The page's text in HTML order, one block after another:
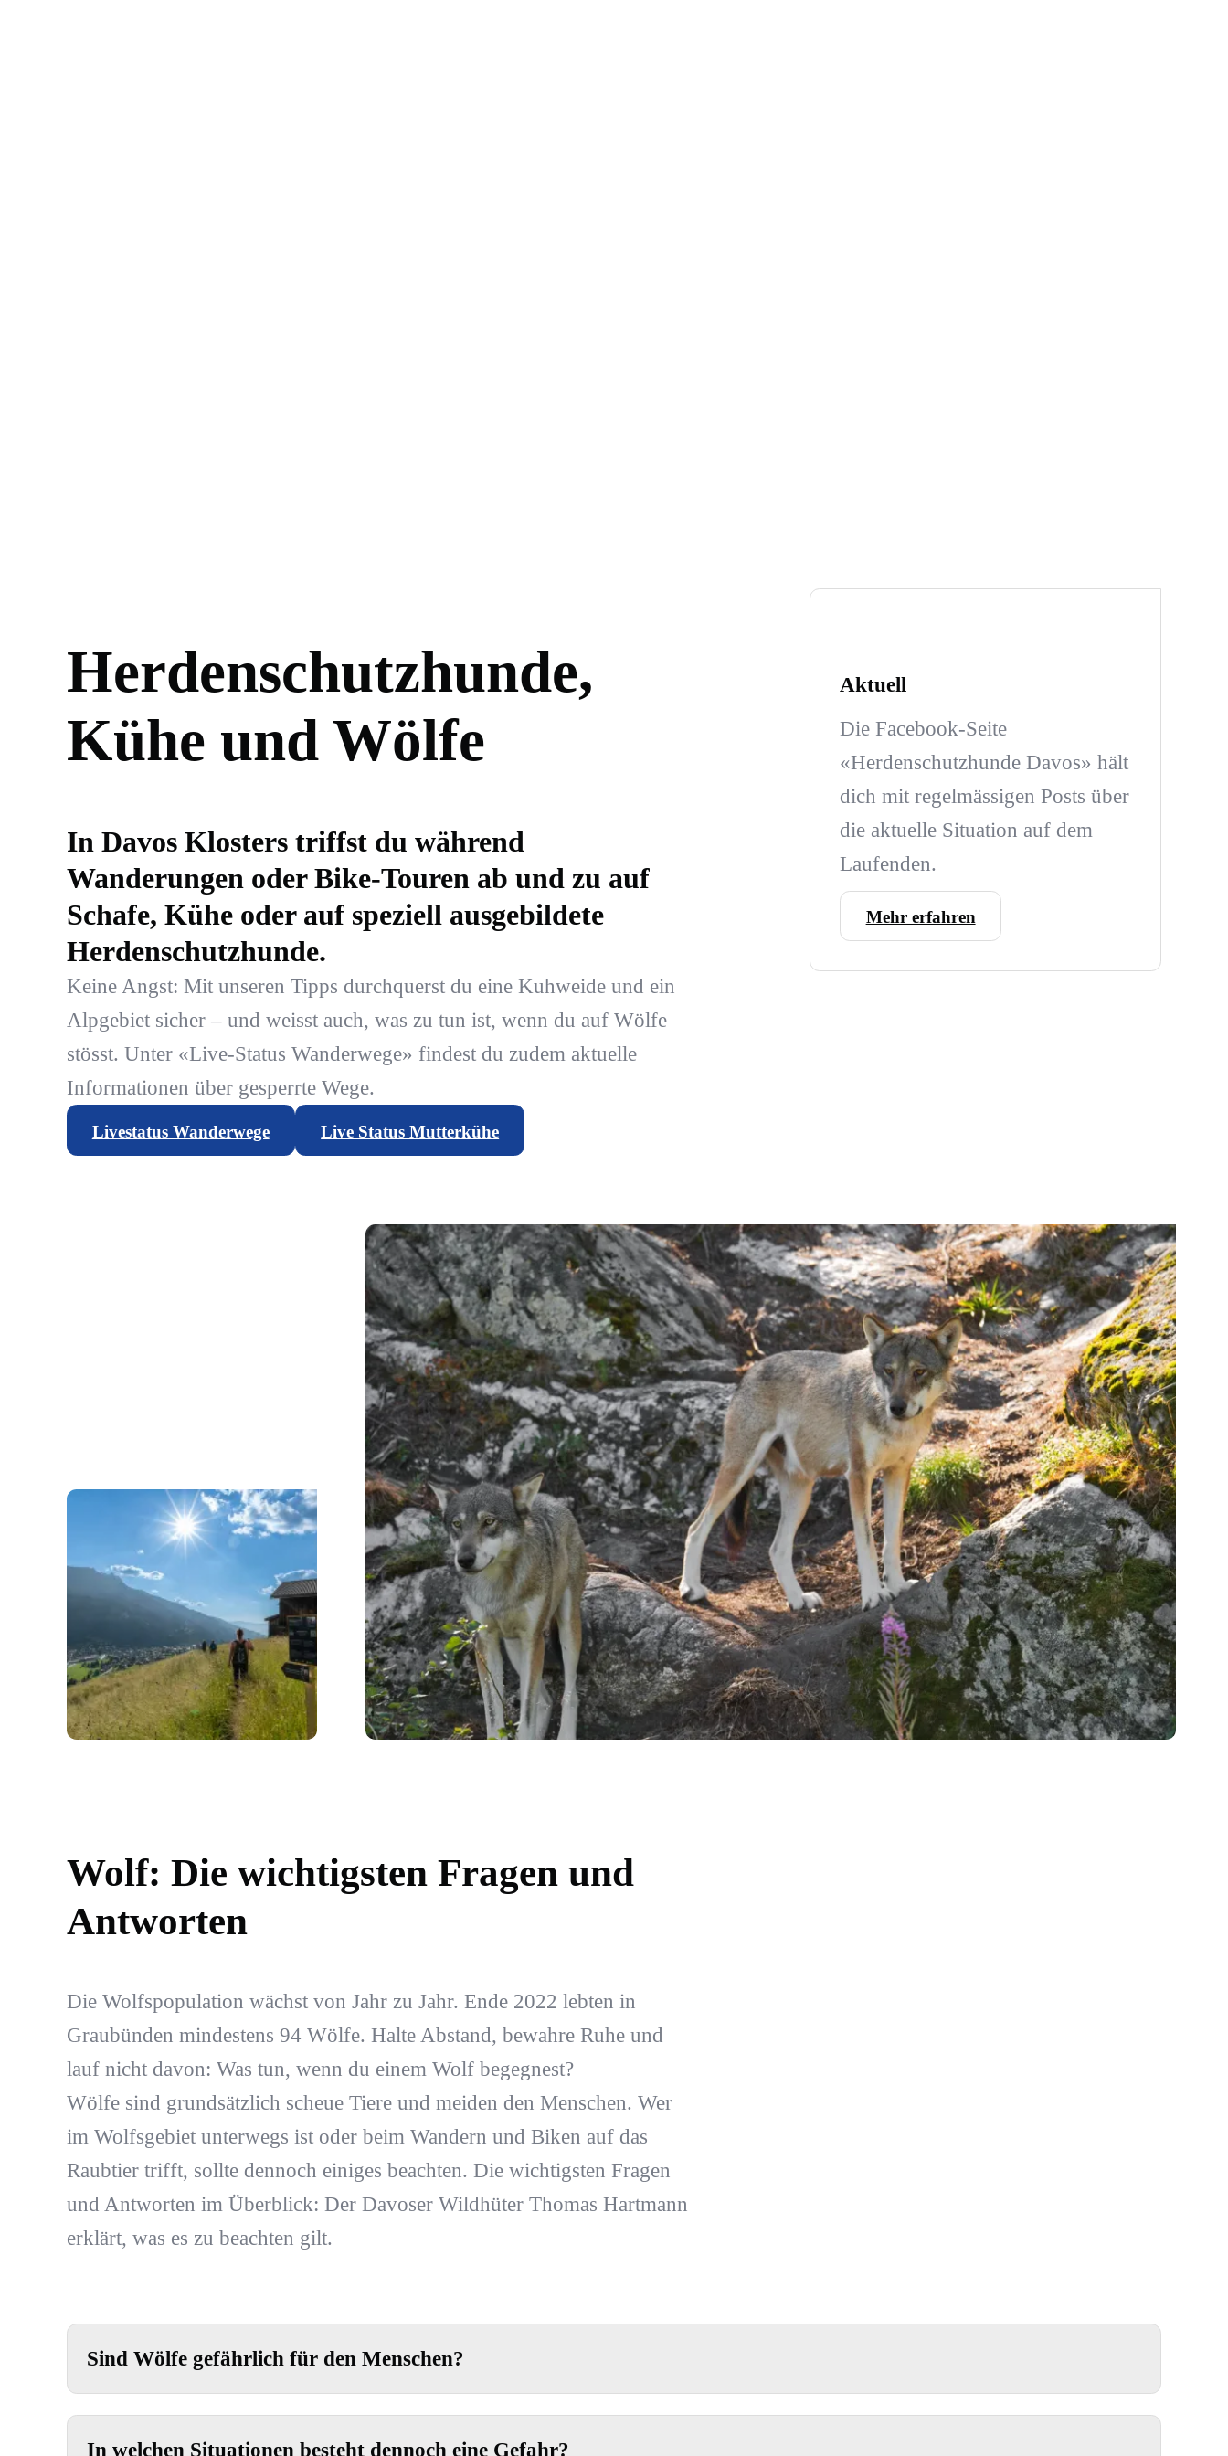
Herdenschutzhunde,
Kühe und Wölfe
In Davos Klosters triffst du während
Wanderungen oder Bike-Touren ab und zu auf
Schafe, Kühe oder auf speziell ausgebildete
Herdenschutzhunde.
Keine Angst: Mit unseren Tipps durchquerst du eine Kuhweide und ein
Alpgebiet sicher – und weisst auch, was zu tun ist, wenn du auf Wölfe
stösst. Unter «Live-Status Wanderwege» findest du zudem aktuelle
Informationen über gesperrte Wege.
Livestatus Wanderwege Live Status Mutterkühe
Aktuell
Die Facebook-Seite
«Herdenschutzhunde Davos» hält
dich mit regelmässigen Posts über
die aktuelle Situation auf dem
Laufenden.
Mehr erfahren
Wolf: Die wichtigsten Fragen und
Antworten
Die Wolfspopulation wächst von Jahr zu Jahr. Ende 2022 lebten in
Graubünden mindestens 94 Wölfe. Halte Abstand, bewahre Ruhe und
lauf nicht davon: Was tun, wenn du einem Wolf begegnest?
Wölfe sind grundsätzlich scheue Tiere und meiden den Menschen. Wer
im Wolfsgebiet unterwegs ist oder beim Wandern und Biken auf das
Raubtier trifft, sollte dennoch einiges beachten. Die wichtigsten Fragen
und Antworten im Überblick: Der Davoser Wildhüter Thomas Hartmann
erklärt, was es zu beachten gilt.
Sind Wölfe gefährlich für den Menschen?
In welchen Situationen besteht dennoch eine Gefahr?